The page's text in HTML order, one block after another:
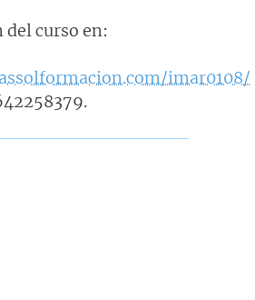
curso en:
imar0108/